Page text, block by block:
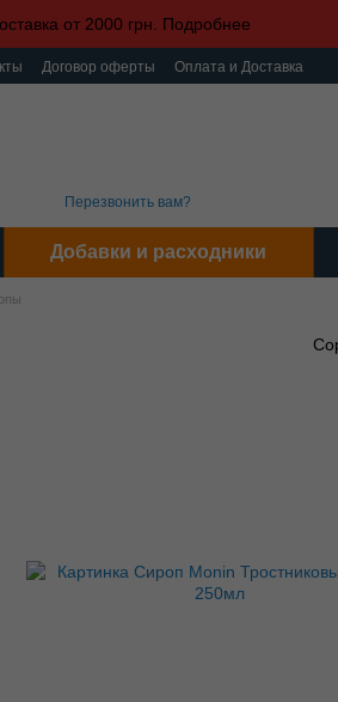
от 2000 грн. Подробнее
Договор оферты
Оплата и Доставка
Перезвонить вам?
Добавки и расходники